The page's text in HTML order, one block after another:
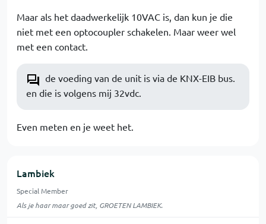
Maar als het daadwerkelijk 10VAC is, dan kun je die
niet met een optocoupler schakelen. Maar weer wel
met een contact.
de voeding van de unit is via de KNX-EIB bus.
en die is volgens mij 32vdc.
Even meten en je weet het.
Lambiek
Special Member
Als je haar maar goed zit, GROETEN LAMBIEK.